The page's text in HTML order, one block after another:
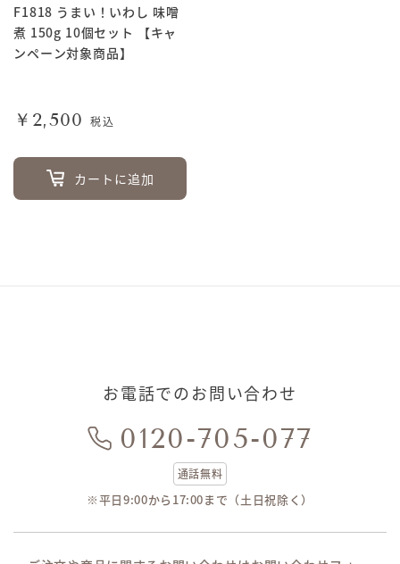
F1818 うまい！いわし 味噌
煮 150g 10個セット 【キャ
ンペーン対象商品】
￥2,500税込
カートに追加
お電話でのお問い合わせ
0120-705-077
通話無料
※平日9:00から17:00まで（土日祝除く）